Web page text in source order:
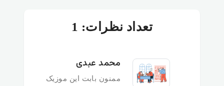
تعداد نظرات: 1
محمد عبدی
ممنون بابت این موزیک